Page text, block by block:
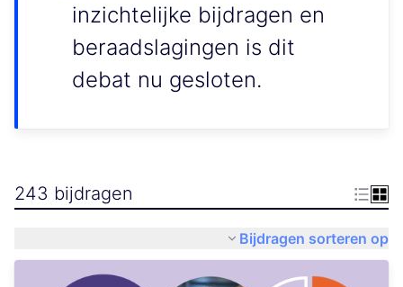
inzichtelijke bijdragen en
beraadslagingen is dit
debat nu gesloten.
243 bijdragen
Bijdragen sorteren op